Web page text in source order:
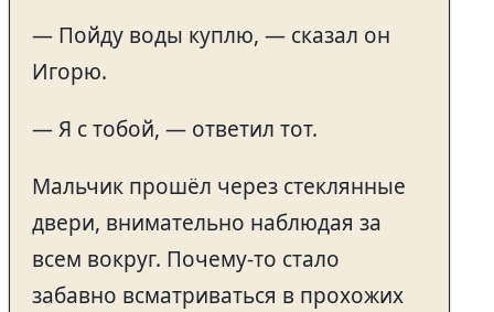
— Пойду воды куплю, — сказал он
Игорю.
— Я с тобой, — ответил тот.
Мальчик прошёл через стеклянные
двери, внимательно наблюдая за
всем вокруг. Почему-то стало
забавно всматриваться в прохожих